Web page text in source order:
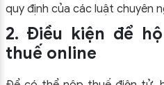
quy định của các luật chuyên
2. Điều kiện để
thuế online